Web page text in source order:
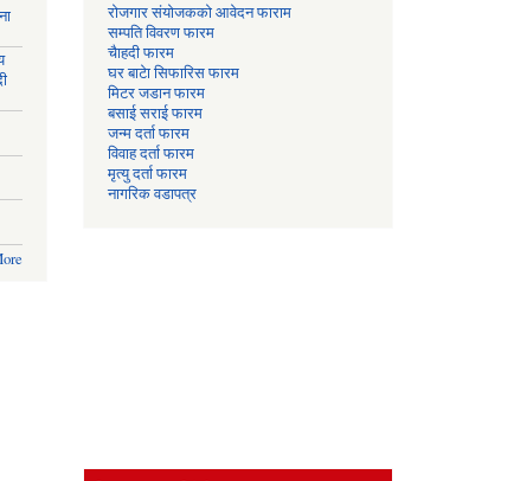
रोजगार संयोजकको आवेदन फाराम
सम्पति विवरण फारम
चैाहदी फारम
घर बाटेा सिफारिस फारम
मिटर जडान फारम
बसाई सराई फारम
जन्म दर्ता फारम
विवाह दर्ता फारम
मृत्यु दर्ता फारम
नागरिक वडापत्र